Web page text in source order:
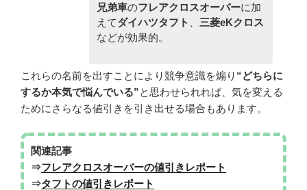
兄弟車のフレアクロスオーバーに加
えてダイハツタフト
三菱eKクロス
などが効果的。
これらの名前を出すことにより競争意識を煽り “どちらに
するか本気で悩んでいる”と思わせられれば、気を変える
ためにさらなる値引きを引き出せる場合もあります。
関連記事
⇒フレアクロスオーバーの値引きレポート
⇒タフトの値引きレポート